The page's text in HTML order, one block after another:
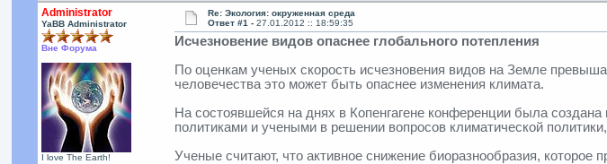
Administrator
YaBB Administrator
Вне Форума
I love The Earth!
Re: Экология: окруженная среда
Ответ #1 - 27.01.2012 :: 18:59:35
Исчезновение видов опаснее глобального потепления
По оценкам ученых скорость исчезновения видов на Земле
человечества это может быть опаснее изменения климата.
На состоявшейся на днях в Копенгагене конференции была
политиками и учеными в решении вопросов климатической
Ученые считают, что активное снижение биоразнообразия, которое